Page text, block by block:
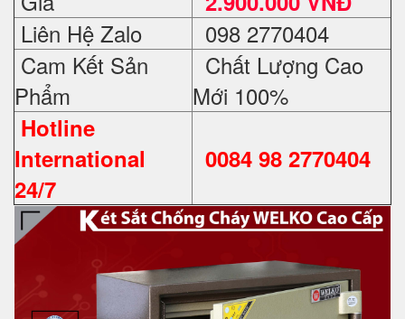
Liên Hệ Zalo
098 2770404
Cam Kết Sản
Phẩm
Chất Lượng Cao
Mới 100%
Hotline
International
24/7
0084 98 2770404